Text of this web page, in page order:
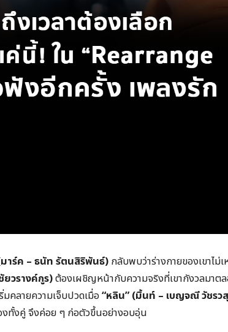
าร์ค – ธนัท รัตนสิริพันธ์) กลับพบว่าร่างกายของเขาไม่
วรางค์กูร)ต้องเผชิญหน้ากับความจริงที่เขากังวลมาต
มคลายความเจ็บปวดเมื่อ“หลิน” (มิ้นท์ – เบญจณี วัชรว
งทั้งคู่ จึงค่อย ๆ ก่อตัวขึ้นอย่างอบอุ่น